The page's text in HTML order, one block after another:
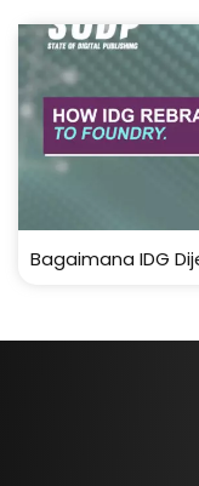
Bagaimana IDG